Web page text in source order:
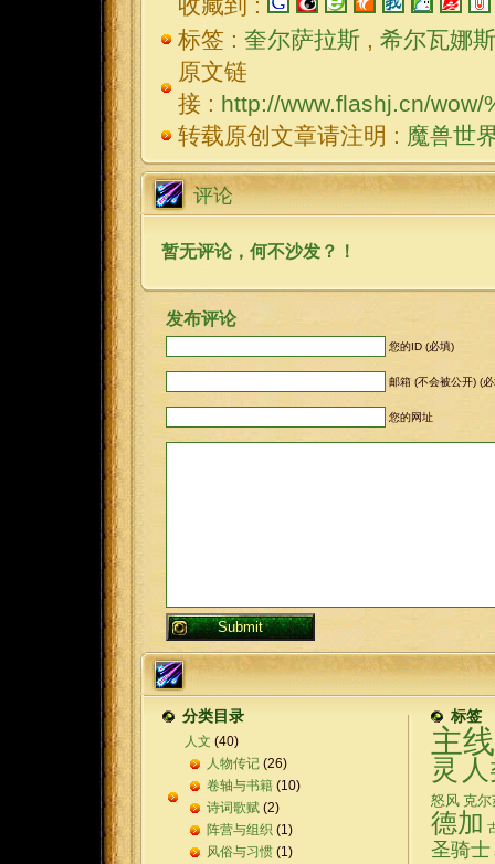
标签 : 奎尔萨拉斯
希尔瓦娜
原文链
接 : http://www.flashj.cn/
转载原创文章请注明 : 魔兽世
评论
暂无评论，何不沙发？！
发布评论
您的ID (必填)
邮箱 (不会被公开) (
您的网址
分类目录
人文 (40)
人物传记 (26)
卷轴与书籍 (10)
诗词歌赋 (2)
阵营与组织 (1)
风俗与习惯 (1)
标签
主
灵
怒风 克
德加
圣骑士